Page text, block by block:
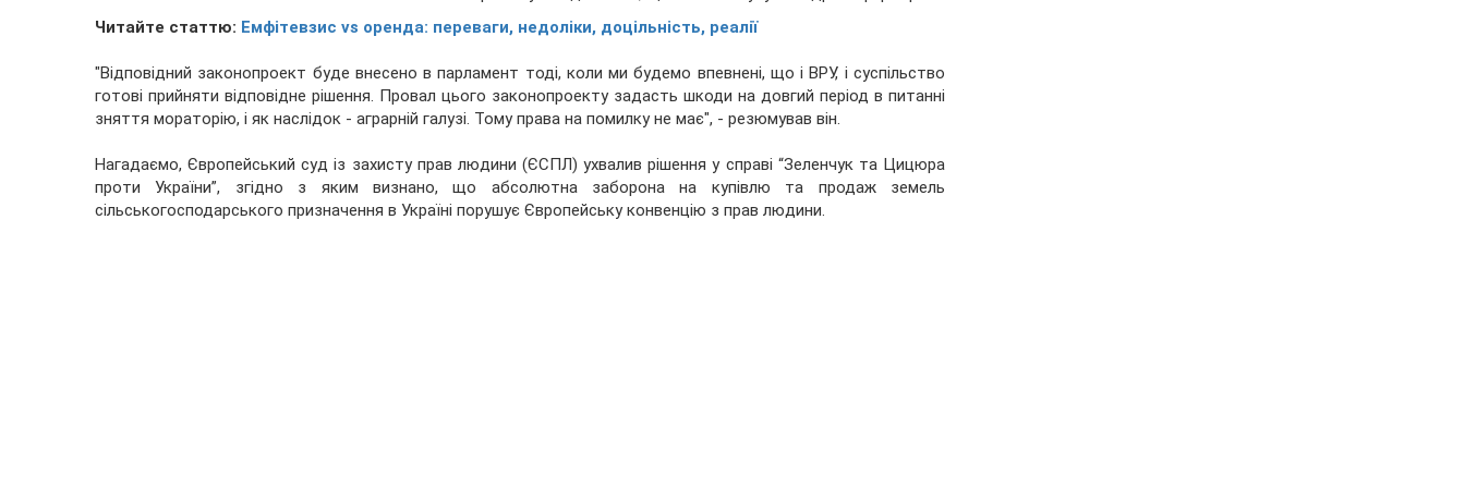
Читайте статтю: Емфітевзис vs оренда: переваги, недоліки, доцільність, реалії
"Відповідний законопроект буде внесено в парламент тоді, коли ми будемо впевнені, що і ВРУ, і суспільство
готові прийняти відповідне рішення. Провал цього законопроекту задасть шкоди на довгий період в питанні
зняття мораторію, і як наслідок - аграрній галузі. Тому права на помилку не має", - резюмував він.
Нагадаємо, Європейський суд із захисту прав людини (ЄСПЛ) ухвалив рішення у справі “Зеленчук та Цицюра
проти України”, згідно з яким визнано, що абсолютна заборона на купівлю та продаж земель
сільськогосподарського призначення в Україні порушує Європейську конвенцію з прав людини.